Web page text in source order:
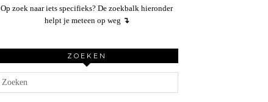
Op zoek naar iets specifieks? De zoekbalk hieronder
helpt je meteen op weg ↴
ZOEKEN